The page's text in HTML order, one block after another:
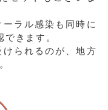
ラル感染も同時に
きます。
られるのが、地方